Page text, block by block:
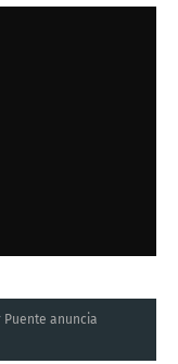
Puente anuncia